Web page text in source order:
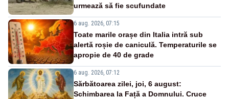
urmează să fie scufundate
6 aug. 2026, 07:15
Toate marile orașe din Italia intră sub
alertă roșie de caniculă. Temperaturile se
apropie de 40 de grade
6 aug. 2026, 07:12
Sărbătoarea zilei, joi, 6 august:
Schimbarea la Față a Domnului. Cruce